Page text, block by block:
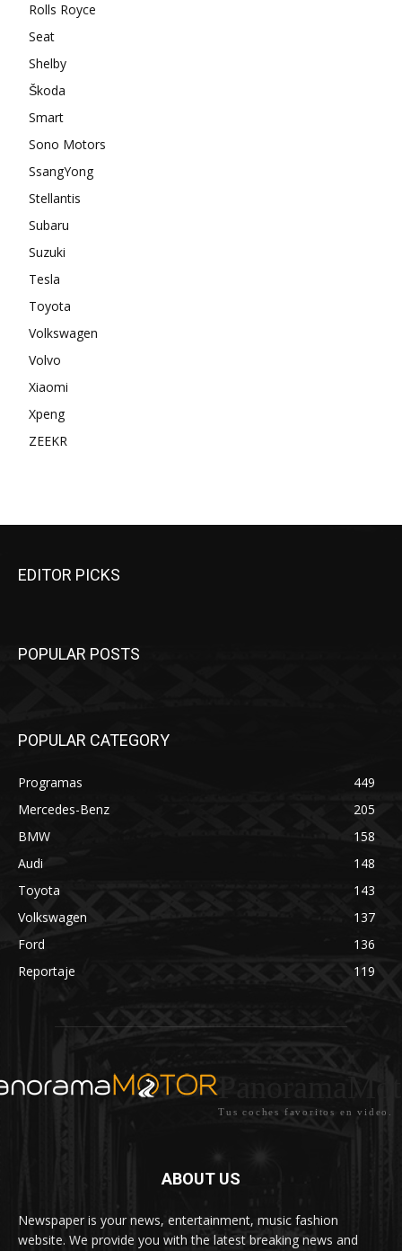
Rolls Royce
Seat
Shelby
Škoda
Smart
Sono Motors
SsangYong
Stellantis
Subaru
Suzuki
Tesla
Toyota
Volkswagen
Volvo
Xiaomi
Xpeng
ZEEKR
EDITOR PICKS
POPULAR POSTS
POPULAR CATEGORY
Programas
449
Mercedes-Benz
205
BMW
158
Audi
148
Toyota
143
Volkswagen
137
Ford
136
Reportaje
119
Tus coches favoritos en video.
ABOUT US
Newspaper is your news, entertainment, music fashion
website. We provide you with the latest breaking news and